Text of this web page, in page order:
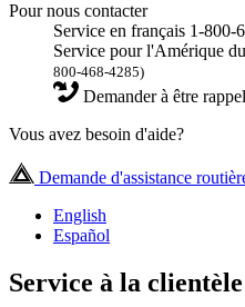
Pour nous contacter
Service en français 1-800-
Service pour l'Amérique
800-468-4285)
Demander à être
Vous avez besoin d'aide?
Demande d'assistance
English
Español
Service à la clientèle